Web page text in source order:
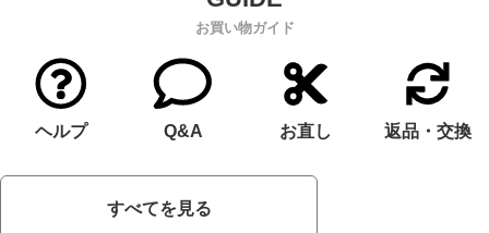
お買い物ガイド
ヘルプ Q&A お直し 返品・交換
すべてを見る